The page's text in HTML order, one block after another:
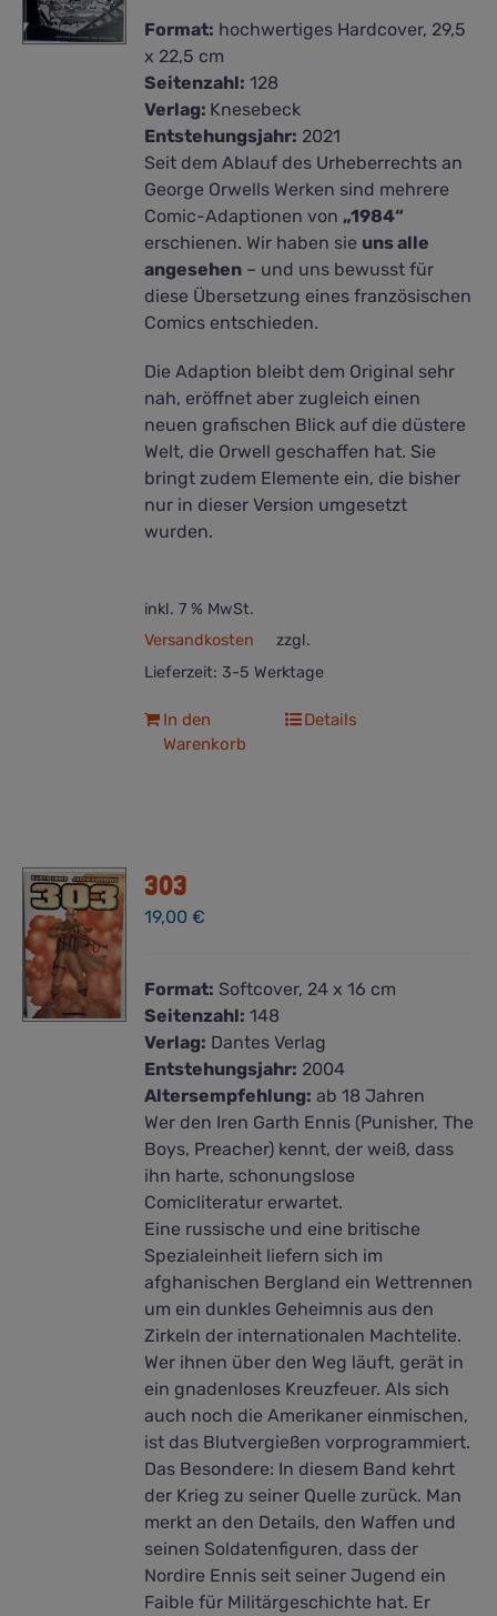
Format: hochwertiges Hardcover, 29,5
x 22,5 cm
Seitenzahl: 128
Verlag: Knesebeck
Entstehungsjahr: 2021
Seit dem Ablauf des Urheberrechts an
George Orwells Werken sind mehrere
Comic-Adaptionen von„1984“
erschienen. Wir haben sie uns alle
angesehen – und uns bewusst für
diese Übersetzung eines französischen
Comics entschieden.
Die Adaption bleibt dem Original sehr
nah, eröffnet aber zugleich einen
neuen grafischen Blick auf die düstere
Welt, die Orwell geschaffen hat. Sie
bringt zudem Elemente ein, die bisher
nur in dieser Version umgesetzt
wurden.
inkl. 7 % MwSt.
zzgl.
Versandkosten
Lieferzeit: 3-5 Werktage
In den
Warenkorb
Details
303
19,00€
Format: Softcover, 24 x 16 cm
Seitenzahl: 148
Verlag: Dantes Verlag
Entstehungsjahr: 2004
Altersempfehlung: ab 18 Jahren
Wer den Iren Garth Ennis (Punisher, The
Boys, Preacher) kennt, der weiß, dass
ihn harte, schonungslose
Comicliteratur erwartet.
Eine russische und eine britische
Spezialeinheit liefern sich im
afghanischen Bergland ein Wettrennen
um ein dunkles Geheimnis aus den
Zirkeln der internationalen Machtelite.
Wer ihnen über den Weg läuft, gerät in
ein gnadenloses Kreuzfeuer. Als sich
auch noch die Amerikaner einmischen,
ist das Blutvergießen vorprogrammiert.
Das Besondere: In diesem Band kehrt
der Krieg zu seiner Quelle zurück. Man
merkt an den Details, den Waffen und
seinen Soldatenfiguren, dass der
Nordire Ennis seit seiner Jugend ein
Faible für Militärgeschichte hat. Er